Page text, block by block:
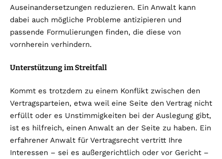
Auseinandersetzungen reduzieren. Ein Anwalt kann
dabei auch mögliche Probleme antizipieren und
passende Formulierungen finden, die diese von
vornherein verhindern.
Unterstützung im Streitfall
Kommt es trotzdem zu einem Konflikt zwischen den
Vertragsparteien, etwa weil eine Seite den Vertrag nicht
erfüllt oder es Unstimmigkeiten bei der Auslegung gibt,
ist es hilfreich, einen Anwalt an der Seite zu haben. Ein
erfahrener Anwalt für Vertragsrecht vertritt Ihre
Interessen – sei es außergerichtlich oder vor Gericht –